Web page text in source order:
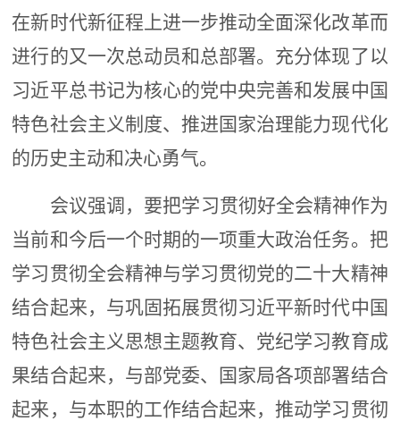
在新时代新征程上进一步推动全面深化改革而
进行的又一次总动员和总部署。充分体现了以
习近平总书记为核心的党中央完善和发展中国
特色社会主义制度、推进国家治理能力现代化
的历史主动和决心勇气。
会议强调， 要把学习贯彻好全会精神作为
当前和今后一个时期的一项重大政治任务。 把
学习贯彻全会精神与学习贯彻党的二十大精神
结合起来，与巩固拓展贯彻习近平新时代中国
特色社会主义思想主题教育、党纪学习教育成
果结合起来，与部党委、国家局各项部署结合
起来，与本职的工作结合起来，推动学习贯彻